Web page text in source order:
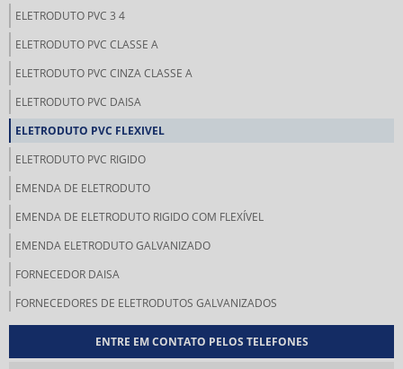
ELETRODUTO PVC 3 4
ELETRODUTO PVC CLASSE A
ELETRODUTO PVC CINZA CLASSE A
ELETRODUTO PVC DAISA
ELETRODUTO PVC FLEXIVEL
ELETRODUTO PVC RIGIDO
EMENDA DE ELETRODUTO
EMENDA DE ELETRODUTO RIGIDO COM FLEXÍVEL
EMENDA ELETRODUTO GALVANIZADO
FORNECEDOR DAISA
FORNECEDORES DE ELETRODUTOS GALVANIZADOS
PRENSA CABO MACHO
ENTRE EM CONTATO PELOS TELEFONES